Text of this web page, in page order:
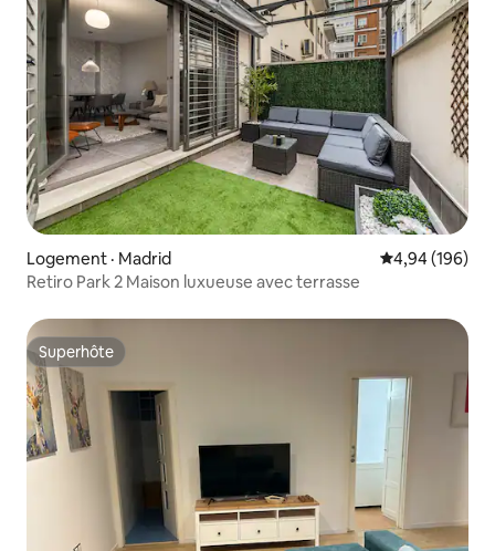
Logement · Madrid Note
4,94 (196)
Retiro Park 2 Maison luxueuse avec terrasse
Superhôte
Superhôte